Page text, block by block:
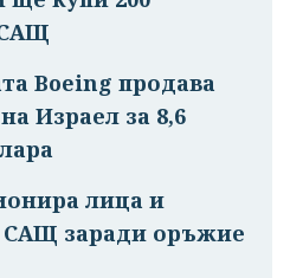
САЩ
Boeing продава
Израел за 8,6
лица и
заради оръжие